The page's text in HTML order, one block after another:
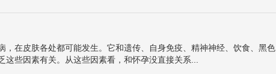
，在皮肤各处都可能发生。它和遗传、自身免疫、精神神经、饮食、黑色
这些因素有关。从这些因素看，和怀孕没直接关系...